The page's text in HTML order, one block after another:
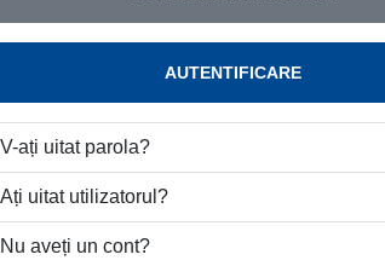
AUTENTIFICARE
V-ați uitat parola?
Ați uitat utilizatorul?
Nu aveți un cont?